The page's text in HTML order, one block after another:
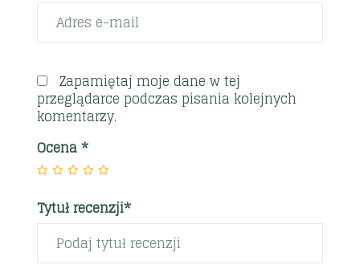
Zapamiętaj moje dane w tej
przeglądarce podczas pisania kolejnych
komentarzy.
Ocena*
Tytuł recenzji*